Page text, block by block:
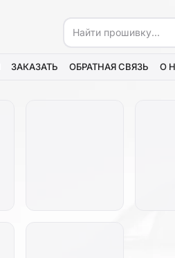
ЗАКАЗАТЬ ОБРАТНАЯ СВЯЗЬ О